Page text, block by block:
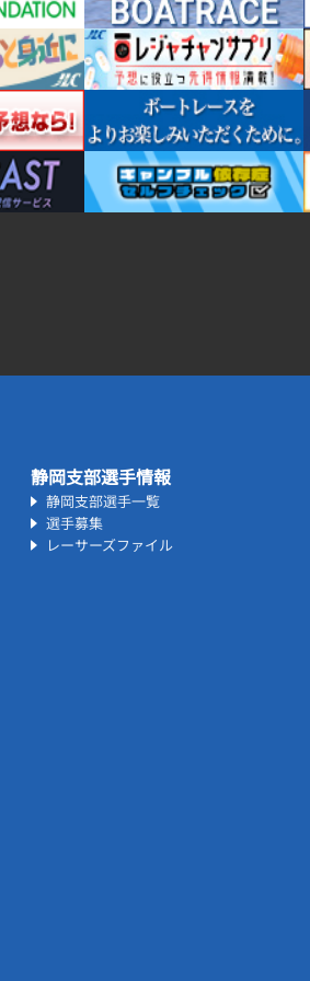
静岡支部選手情報
静岡支部選手一覧
選手募集
レーサーズファイル